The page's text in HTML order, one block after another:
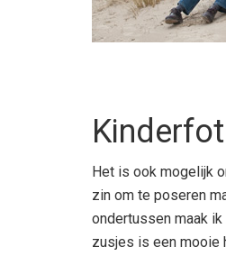
Het is ook mogelijk
zin om te poseren
ondertussen maak
zusjes is een mooie